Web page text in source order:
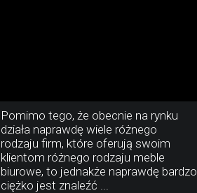
Pomimo tego, że obecnie na rynku
działa naprawdę wiele różnego
rodzaju firm, które oferują swoim
klientom różnego rodzaju meble
biurowe, to jednakże naprawdę bardzo
ciężko jest znaleźć ...